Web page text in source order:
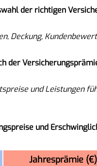
der richtigen
Deckung,
der
und Leistungen
und
Jahresprämie (€)